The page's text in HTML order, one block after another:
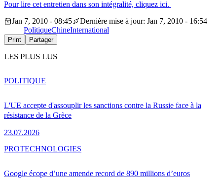
Pour lire cet entretien dans son intégralité, cliquez ici.
Jan 7, 2010 - 08:45
Dernière mise à jour: Jan 7, 2010 - 16:54
PolitiqueChineInternational
Print Partager
LES PLUS LUS
L'UE accepte d'assouplir les sanctions contre la Russie face à la
résistance de la Grèce
23.07.2026
POLITIQUE
Google écope d’une amende record de 890 millions d’euros
PROTECHNOLOGIES